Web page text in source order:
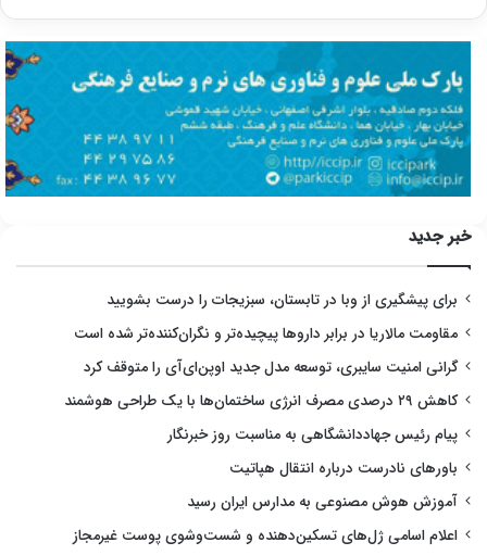
خبر جدید
برای پیشگیری از وبا در تابستان، سبزیجات را درست بشویید
مقاومت مالاریا در برابر داروها پیچیده‌تر و نگران‌کننده‌تر شده است
گرانی امنیت سایبری، توسعه مدل جدید اوپن‌ای‌آی را متوقف کرد
کاهش ۲۹ درصدی مصرف انرژی ساختمان‌ها با یک طراحی هوشمند
پیام رئیس جهاددانشگاهی به مناسبت روز خبرنگار
باورهای نادرست درباره انتقال هپاتیت
آموزش هوش مصنوعی به مدارس ایران رسید
اعلام اسامی ژل‌های تسکین‌دهنده و شست‌وشوی پوست غیرمجاز